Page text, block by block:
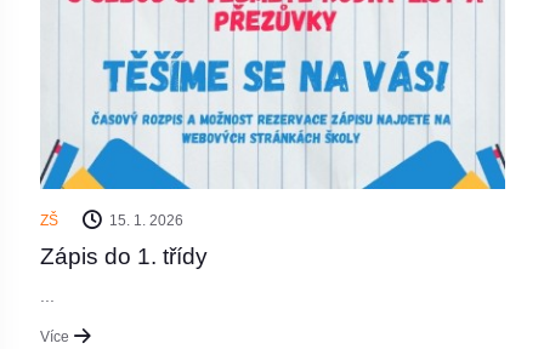
ZŠ 15. 1. 2026
Zápis do 1. třídy
Více